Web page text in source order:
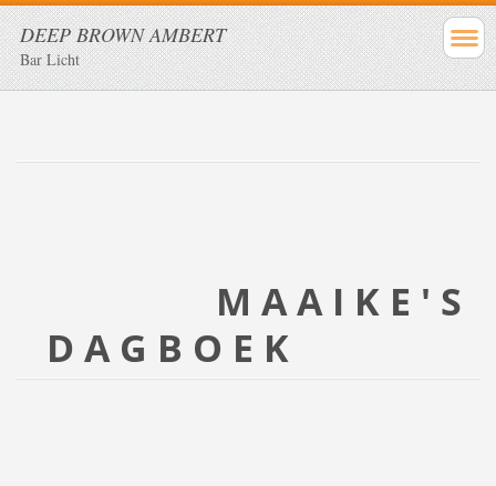
DEEP BROWN AMBERT
Bar Licht
M A A I K E ' S
D A G B O E K